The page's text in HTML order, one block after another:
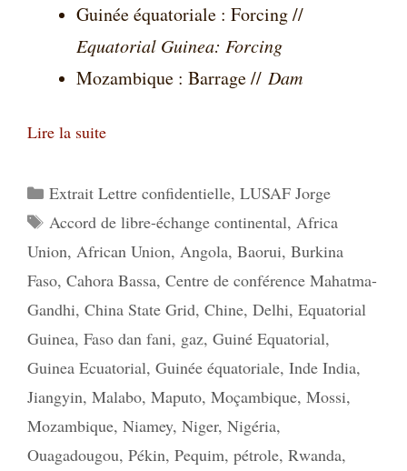
Guinée équatoriale : Forcing //
Equatorial Guinea: Forcing
Mozambique : Barrage // Dam
Lire la suite
Catégories
Extrait Lettre confidentielle, LUSAF Jorge
Étiquettes
Accord de libre-échange continental, Africa
Union, African Union, Angola, Baorui, Burkina
Faso, Cahora Bassa, Centre de conférence Mahatma-
Gandhi, China State Grid, Chine, Delhi, Equatorial
Guinea, Faso dan fani, gaz, Guiné Equatorial,
Guinea Ecuatorial, Guinée équatoriale, Inde India,
Jiangyin, Malabo, Maputo, Moçambique, Mossi,
Mozambique, Niamey, Niger, Nigéria,
Ouagadougou, Pékin, Pequim, pétrole, Rwanda,